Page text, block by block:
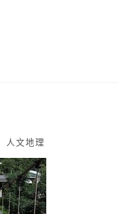
人文地理